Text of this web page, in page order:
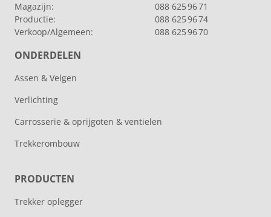
Magazijn:
088 625 96 71
Productie:
088 625 96 74
Verkoop/Algemeen:
088 625 96 70
ONDERDELEN
Assen & Velgen
Verlichting
Carrosserie & oprijgoten & ventielen
Trekkerombouw
PRODUCTEN
Trekker oplegger